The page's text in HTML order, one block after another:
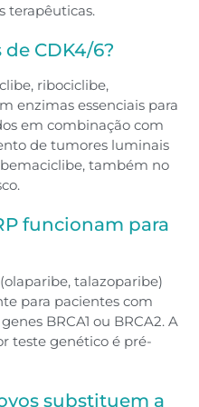
terapêuticas.
CDK4/6?
ribociclibe,
enzimas essenciais para
em combinação com
de tumores luminais
também no
funcionam para
talazoparibe)
para pacientes com
BRCA1 ou BRCA2. A
teste genético é pré-
substituem a